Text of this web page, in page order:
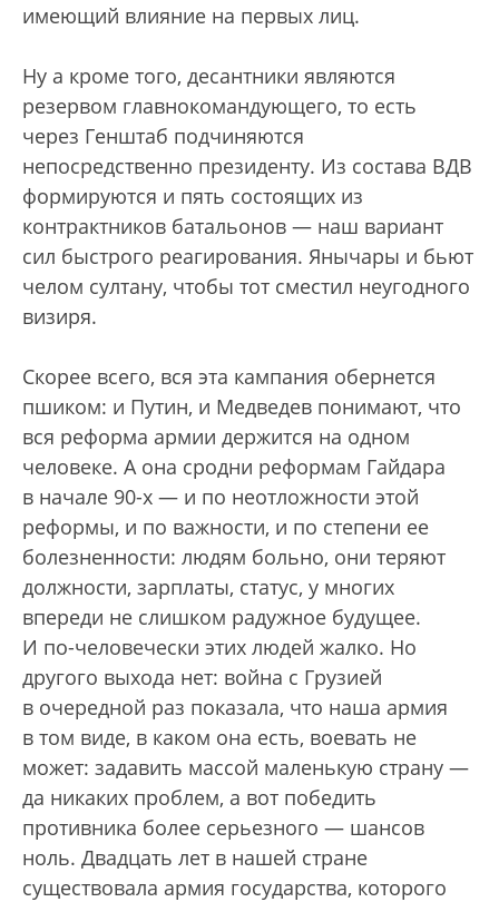
имеющий влияние на первых лиц.
Ну а кроме того, десантники являются
резервом главнокомандующего, то есть
через Генштаб подчиняются
непосредственно президенту. Из состава ВДВ
формируются и пять состоящих из
контрактников ба­тальонов — наш вариант
сил быстрого реагирования. Янычары и бьют
челом султану, чтобы тот сместил неугодного
визиря.
Скорее всего, вся эта кампания обернется
пшиком: и Путин, и Медведев понимают, что
вся реформа армии держится на одном
человеке. А она сродни реформам Гайдара
в начале 90-х — и по неотложности этой
реформы, и по важности, и по степени ее
болезненности: людям больно, они теряют
должности, зарплаты, статус, у многих
впереди не слишком радужное будущее.
И по-человечески этих людей жалко. Но
другого выхода нет: война с Грузией
в очередной раз показала, что наша армия
в том виде, в каком она есть, воевать не
может: задавить массой маленькую страну —
да никаких проблем, а вот победить
противника более серьезного — шансов
ноль. Двадцать лет в нашей стране
существовала армия государства, которого